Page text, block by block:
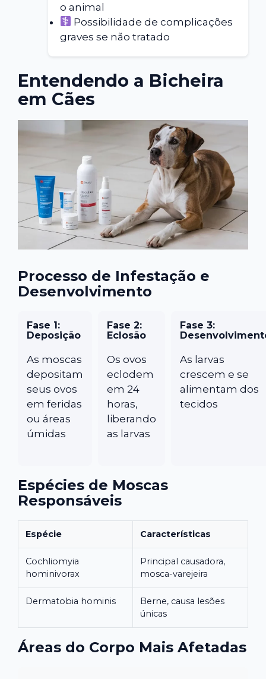
o animal
Possibilidade de complicações
graves se não tratado
Entendendo a Bicheira
em Cães
Processo de Infestação e
Desenvolvimento
Fase 1:
Deposição
As moscas
depositam
seus ovos
em feridas
ou áreas
úmidas
Fase 2:
Eclosão
Os ovos
eclodem
em 24
horas,
liberando
as larvas
Fase 3:
As larvas
crescem e se
alimentam dos
tecidos
Espécies de Moscas
Responsáveis
Espécie Características
Cochliomyia
hominivorax
Principal causadora,
mosca-varejeira
Dermatobia hominis
Berne, causa lesões
únicas
Áreas do Corpo Mais Afetadas